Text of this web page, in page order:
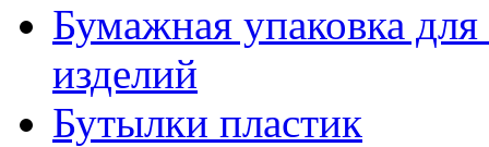
Бумажная упаковка
изделий
Бутылки пластик